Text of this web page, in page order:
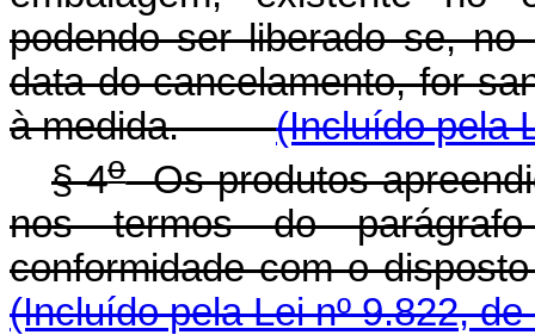
podendo ser liberado se,
data do cancelamento, for
à medida.(Incluído pela
§ 4oOs produtos
nos termos do
conformidade com o
(Incluído pela Lei nº 9.822, de